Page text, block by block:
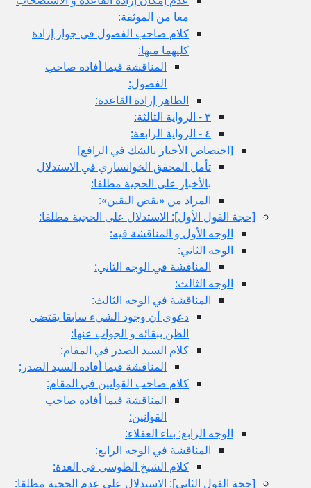
معا من الموثقة:
كلام صاحب الفصول في جواز إرادة
كليهما منها:
المناقشة فيما أفاده صاحب
الفصول:
الظاهر إرادة القاعدة:
٣ - الرواية الثالثة:
٤ - الرواية الرابعة:
[اختصاص الأخبار بالشك في الرافع‏]
تأمل المحقق الخوانساري في الاستدلال
بالأخبار على الحجية مطلقا:
المراد من «نقض اليقين»:
[حجة القول الأول‏]: الاستدلال على الحجية مطلقا:
الوجه الأول و المناقشة فيه:
الوجه الثاني:
المناقشة في الوجه الثاني:
الوجه الثالث:
المناقشة في الوجه الثالث:
دعوى أن وجود الشي‏ء سابقا يقتضي
الظن ببقائه و الجواب عنها:
كلام السيد الصدر في المقام:
المناقشة فيما أفاده السيد الصدر:
كلام صاحب القوانين في المقام:
المناقشة فيما أفاده صاحب
القوانين:
الوجه الرابع: بناء العقلاء:
المناقشة في الوجه الرابع:
كلام الشيخ الطوسي في العدة:
[حجة القول الثاني‏]: الاستدلال على عدم الحجية مطلقا: